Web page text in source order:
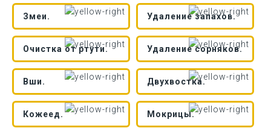
Змеи. Удаление запахов.
Очистка от ртути. Удаление сорняков.
Вши. Двухвостка.
Кожеед. Мокрицы.